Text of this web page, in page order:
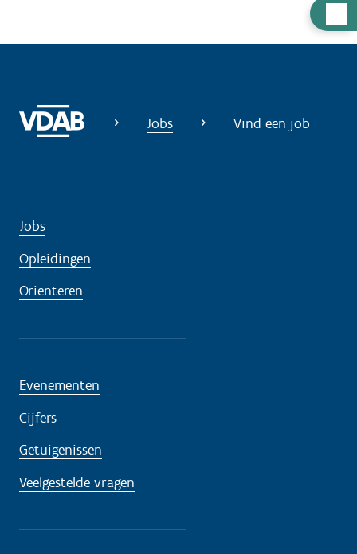
u
Jobs Vind een job
Jobs
Opleidingen
Oriënteren
Evenementen
Cijfers
Getuigenissen
Veelgestelde vragen